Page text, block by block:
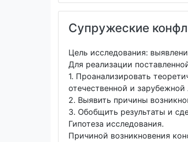
Супружеские
Цель исследования:
Для реализации
1. Проанализировать
отечественной и зарубежной
2. Выявить причины
3. Обобщить результаты и
Гипотеза исследования.
Причиной возникновения